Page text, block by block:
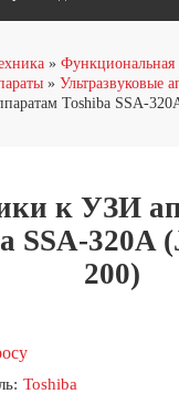
Функциональная
Ультразвуковые
Toshiba SSA-
к УЗИ
SSA-320A
200)
Toshiba